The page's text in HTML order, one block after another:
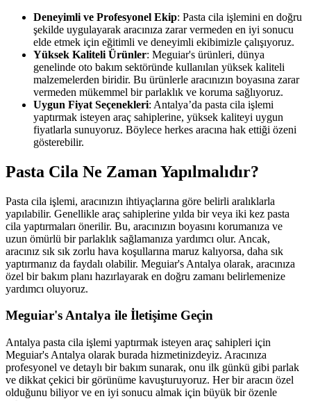
Deneyimli ve Profesyonel Ekip: Pasta cila işlemini en doğru
şekilde uygulayarak aracınıza zarar vermeden en iyi sonucu
elde etmek için eğitimli ve deneyimli ekibimizle çalışıyoruz.
Yüksek Kaliteli Ürünler: Meguiar's ürünleri, dünya
genelinde oto bakım sektöründe kullanılan yüksek kaliteli
malzemelerden biridir. Bu ürünlerle aracınızın boyasına zarar
vermeden mükemmel bir parlaklık ve koruma sağlıyoruz.
Uygun Fiyat Seçenekleri: Antalya’da pasta cila işlemi
yaptırmak isteyen araç sahiplerine, yüksek kaliteyi uygun
fiyatlarla sunuyoruz. Böylece herkes aracına hak ettiği özeni
gösterebilir.
Pasta Cila Ne Zaman Yapılmalıdır?
Pasta cila işlemi, aracınızın ihtiyaçlarına göre belirli aralıklarla
yapılabilir. Genellikle araç sahiplerine yılda bir veya iki kez pasta
cila yaptırmaları önerilir. Bu, aracınızın boyasını korumanıza ve
uzun ömürlü bir parlaklık sağlamanıza yardımcı olur. Ancak,
aracınız sık sık zorlu hava koşullarına maruz kalıyorsa, daha sık
yaptırmanız da faydalı olabilir. Meguiar's Antalya olarak, aracınıza
özel bir bakım planı hazırlayarak en doğru zamanı belirlemenize
yardımcı oluyoruz.
Meguiar's Antalya ile İletişime Geçin
Antalya pasta cila işlemi yaptırmak isteyen araç sahipleri için
Meguiar's Antalya olarak burada hizmetinizdeyiz. Aracınıza
profesyonel ve detaylı bir bakım sunarak, onu ilk günkü gibi parlak
ve dikkat çekici bir görünüme kavuşturuyoruz. Her bir aracın özel
olduğunu biliyor ve en iyi sonucu almak için büyük bir özenle